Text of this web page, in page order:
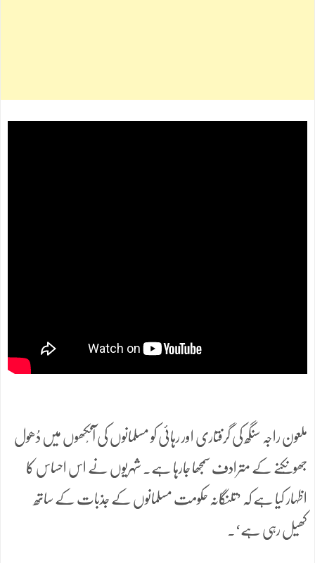
ملعون راجہ سنگھ کی گرفتاری اور رہائی کو مسلمانوں کی آنْکھوں میں دُھول
جھونْکنے کے مترادف سمجھا جارہا ہے۔ شہریوں نے اس احساس کا
اظہار کیا ہے کہ ’تلنگانہ حکومت مسلمانوں کے جذبات کے ساتھ
کھیل رہی ہے‘۔